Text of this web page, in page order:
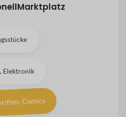
Marktplatz
Elektronik
Comics